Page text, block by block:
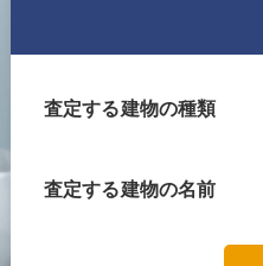
査定する建物の種類
査定する建物の名前